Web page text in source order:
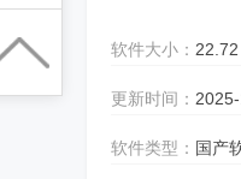
软件大小：
更新时间：
软件类型： 国产